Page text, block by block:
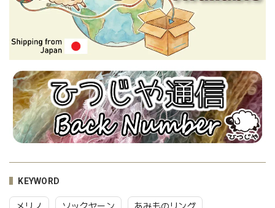
KEYWORD
メリノ ソックヤーン あみものリング